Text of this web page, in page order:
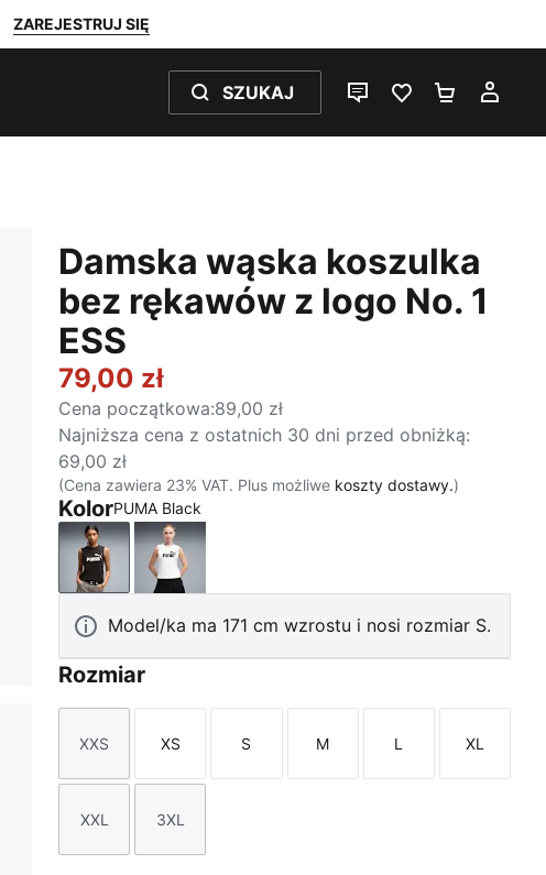
ZAREJESTRUJ SIĘ
SZUKAJ
CZAT NA ŻYWO
ULUBIONE 0
KOSZYK
Damska wąska koszulka
bez rękawów z logo No. 1
ESS
79,00 zł
Cena początkowa:89,00 zł
Najniższa cena z ostatnich 30 dni przed obniżką:
69,00 zł
(Cena zawiera 23% VAT. Plus możliwe koszty dostawy.)
KolorPUMA Black
PUMA BlackPUMA White
Model/ka ma 171 cm wzrostu i nosi rozmiar S.
Rozmiar
Rozmiar
XXS
Rozmiar
XS
Rozmiar
S
Rozmiar
M
Rozmiar
L
Rozmiar
XL
Rozmiar
XXL
Rozmiar
3XL